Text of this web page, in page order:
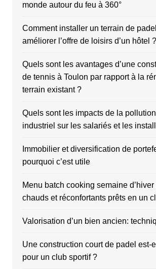
monde autour du feu à 360°
Comment installer un terrain de
améliorer l’offre de loisirs d’un hôtel ?
Quels sont les avantages d’une
de tennis à Toulon par rapport à la
terrain existant ?
Quels sont les impacts de la pollution
industriel sur les salariés et les
Immobilier et diversification de
pourquoi c’est utile
Menu batch cooking semaine
chauds et réconfortants prêts en un
Valorisation d’un bien ancien:
Une construction court de padel est-
pour un club sportif ?